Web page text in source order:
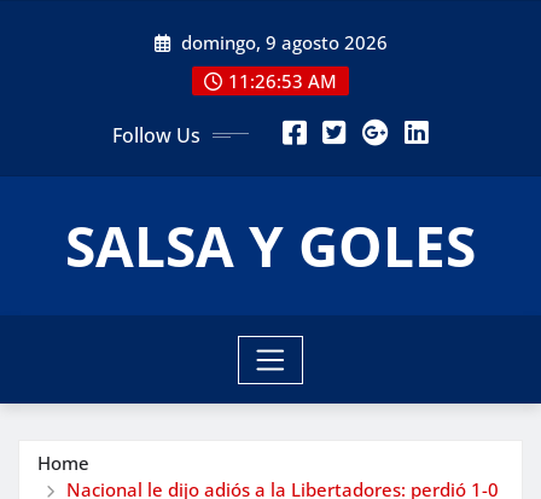
domingo, 9 agosto 2026
11:26:55 AM
Follow Us
SALSA Y GOLES
Home
Nacional le dijo adiós a la Libertadores: perdió 1-0